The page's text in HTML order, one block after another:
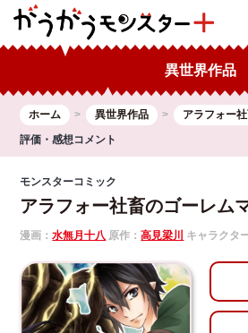
異世界作品
ホーム 異世界作品
アラフォー
評価・感想コメント
モンスターコミック
アラフォー社畜のゴーレム
漫画：水無月十八 原作：高見梁川 キャラクタ